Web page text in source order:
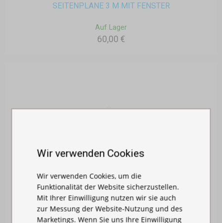
SEITENPLANE 3 M MIT FENSTER
Auf Lager
60,00 €
Wir verwenden Cookies
Wir verwenden Cookies, um die
Funktionalität der Website sicherzustellen.
Mit Ihrer Einwilligung nutzen wir sie auch
zur Messung der Website-Nutzung und des
Marketings. Wenn Sie uns Ihre Einwilligung